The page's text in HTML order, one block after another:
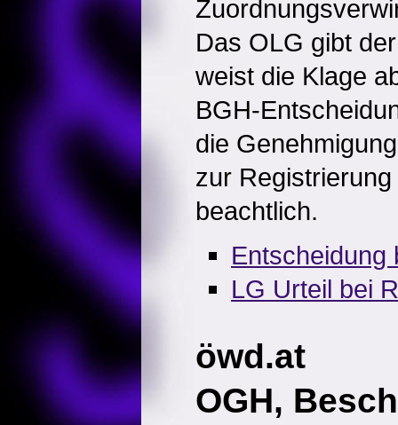
Das OLG gibt
weist die Klage
BGH-
die
zur
beachtlich.
Entscheidung
LG Urteil bei
öwd.at
OGH,